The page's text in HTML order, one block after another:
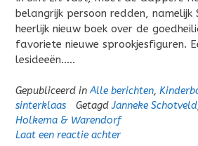
belangrijk persoon redden, namelijk
heerlijk nieuw boek over de
favoriete nieuwe sprookjesfiguren.
lesideeën…..
Gepubliceerd inAlle berichten,
sinterklaas
GetagdJanneke Schotveld
Holkema & Warendorf
Laat een reactie achter